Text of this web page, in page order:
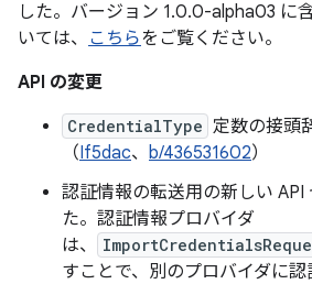
した。バージョン 1.0.0-alpha03 に
いては、 こちらをご覧ください。
API の変更
CredentialType 定数の接頭
（If5dac、 b/436531602）
認証情報の転送用の新しい API
た。認証情報プロバイダ
は、
すことで、別のプロバイダに